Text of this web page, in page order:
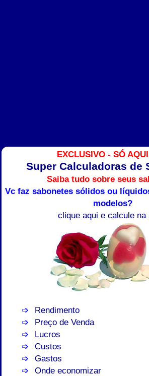
EXCLUSIVO - SÓ
Super Calculadoras de
Saiba tudo sobre seus
Vc faz sabonetes sólidos ou
modelos?
clique aqui e calcule na
Rendimento
Preço de Venda
Lucros
Custos
Gastos
Onde economizar